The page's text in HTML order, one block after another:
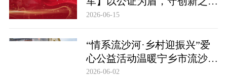
湖南青年公证人为知识产权保
2026-06-15
“情系流沙河·乡村迎振兴”爱
心公益活动温暖宁乡市流沙河
镇
2026-06-02